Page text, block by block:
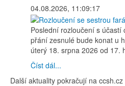
04.08.2026, 11:09:17
Poslední rozloučení s účastí
přání zesnulé bude konat u
úterý 18. srpna 2026 od 17.
Číst dál...
Další aktuality pokračují na ccsh.cz